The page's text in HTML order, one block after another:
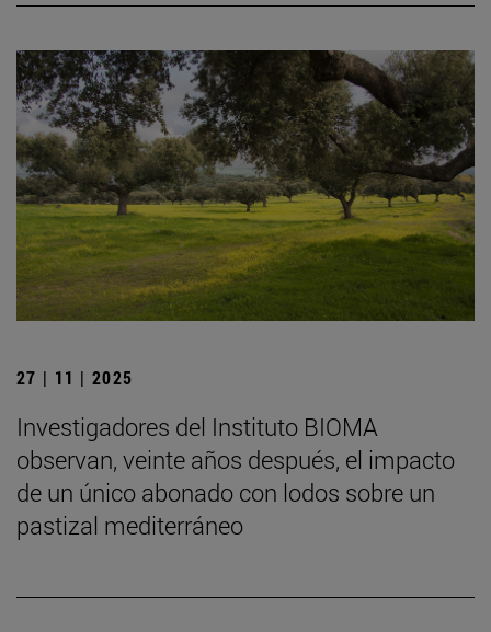
27 | 11 | 2025
Investigadores del Instituto BIOMA
observan, veinte años después, el impacto
de un único abonado con lodos sobre un
pastizal mediterráneo